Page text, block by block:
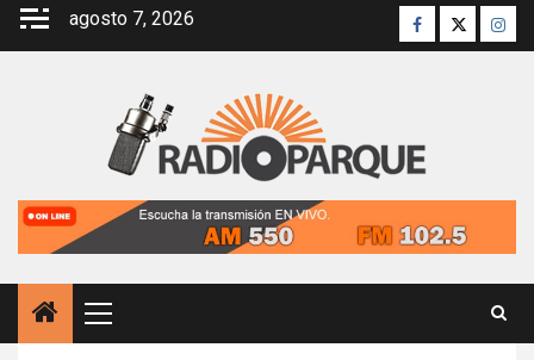
Saltar
agosto 7, 2026 Facebook
Twitter
Menú
principal